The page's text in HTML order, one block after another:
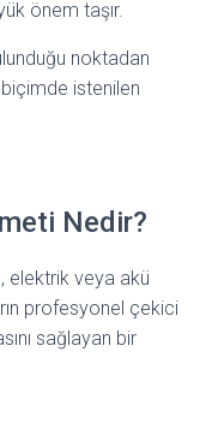
önem taşır.
noktadan
biçimde istenilen
Nedir?
elektrik veya akü
profesyonel çekici
sağlayan bir